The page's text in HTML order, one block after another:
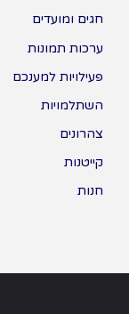
חגים ומועדים
ערכות תמונות
פעילויות למענכם
השתלמויות
צהרונים
קייטנות
חנות